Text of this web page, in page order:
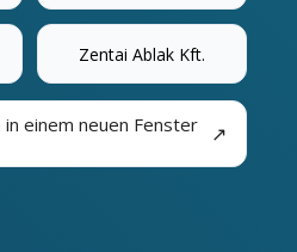
Zentai Ablak Kft.
einem neuen Fenster ↗